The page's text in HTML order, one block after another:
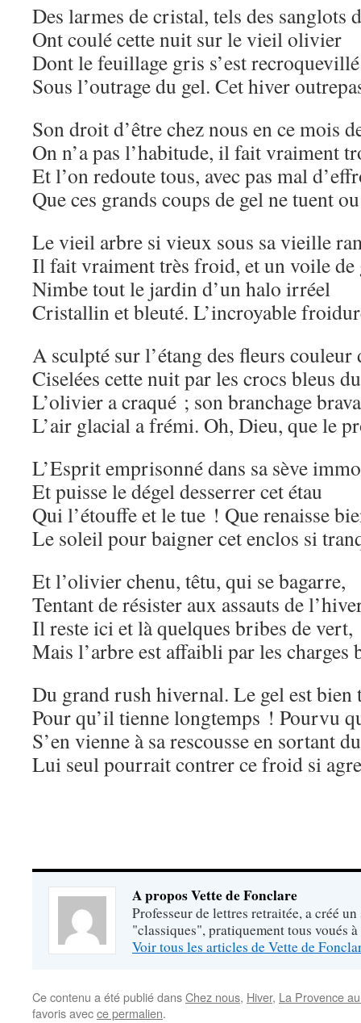
Des larmes de cristal, tels des sanglots
Ont coulé cette nuit sur le vieil olivier
Dont le feuillage gris s’est recroquevillé
Sous l’outrage du gel. Cet hiver
Son droit d’être chez nous en ce mois
On n’a pas l’habitude, il fait vraiment
Et l’on redoute tous, avec pas mal
Que ces grands coups de gel ne tuent
Le vieil arbre si vieux sous sa vieille
Il fait vraiment très froid, et un voile de
Nimbe tout le jardin d’un halo irréel
Cristallin et bleuté. L’incroyable
A sculpté sur l’étang des fleurs couleur
Ciselées cette nuit par les crocs bleus
L’olivier a craqué ; son branchage
L’air glacial a frémi. Oh, Dieu, que le
L’Esprit emprisonné dans sa sève
Et puisse le dégel desserrer cet étau
Qui l’étouffe et le tue ! Que renaisse
Le soleil pour baigner cet enclos si
Et l’olivier chenu, têtu, qui se bagarre,
Tentant de résister aux assauts de
Il reste ici et là quelques bribes de vert,
Mais l’arbre est affaibli par les charges
Du grand rush hivernal. Le gel est
Pour qu’il tienne longtemps ! Pourvu
S’en vienne à sa rescousse en sortant
Lui seul pourrait contrer ce froid si
A propos Vette de Fonclare
Professeur de lettres retraitée, a créé
"classiques", pratiquement tous voués
Voir tous les articles de Vette de
Ce contenu a été publié dansChez nous, Hiver, La Provence
favoris avecce permalien.